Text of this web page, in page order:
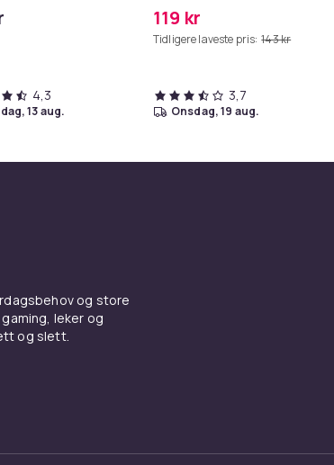
4,3
13 aug.
119 kr
Tidligere laveste pris: 143 kr
3,7
onsdag, 19 aug.
og store
leker og
og slett.